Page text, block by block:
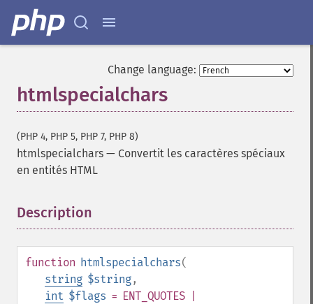
Change language:
htmlspecialchars
(PHP 4, PHP 5, PHP 7, PHP 8)
htmlspecialchars — Convertit les caractères spéciaux
en entités HTML
Description
function htmlspecialchars(
string $string,
int $flags = ENT_QUOTES |